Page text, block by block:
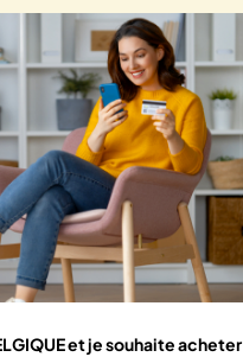
et je souhaite acheter